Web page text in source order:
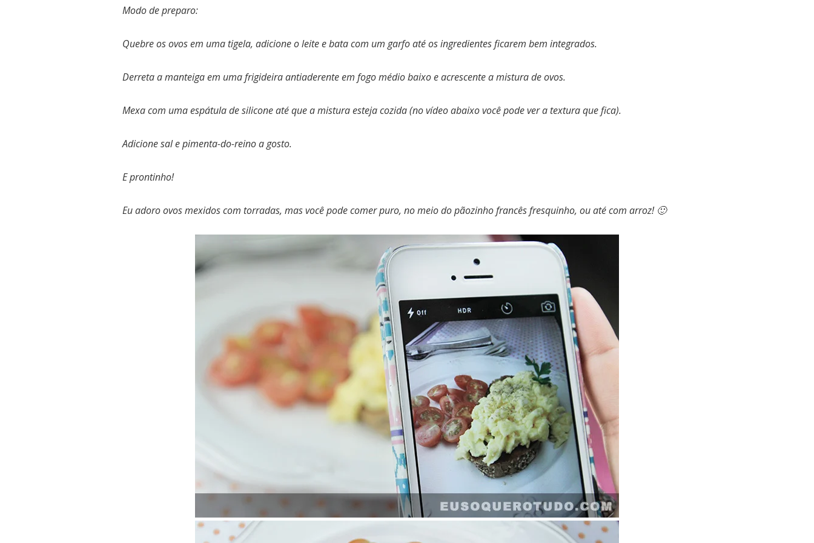
Modo de preparo:
Quebre os ovos em uma tigela, adicione o leite e bata com um garfo até os ingredientes ficarem bem integrados.
Derreta a manteiga em uma frigideira antiaderente em fogo médio baixo e acrescente a mistura de ovos.
Mexa com uma espátula de silicone até que a mistura esteja cozida (no vídeo abaixo você pode ver a textura que fica).
Adicione sal e pimenta-do-reino a gosto.
E prontinho!
Eu adoro ovos mexidos com torradas, mas você pode comer puro, no meio do pãozinho francês fresquinho, ou até com arroz! 🙂